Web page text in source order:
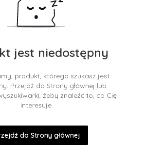
jest niedostępny
produkt, którego szukasz jest
Przejdź do Strony głównej lub
żeby znaleźć to, co Cię
interesuje.
do Strony głównej